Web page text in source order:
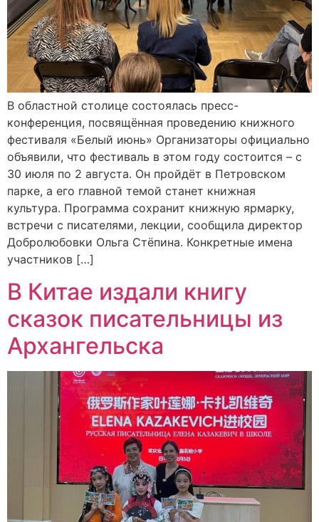
В областной столице состоялась пресс-
конференция, посвящённая проведению книжного
фестиваля «Белый июнь» Организаторы официально
объявили, что фестиваль в этом году состоится – с
30 июля по 2 августа. Он пройдёт в Петровском
парке, а его главной темой станет книжная
культура. Программа сохранит книжную ярмарку,
встречи с писателями, лекции, сообщила директор
Добролюбовки Ольга Стёпина. Конкретные имена
участников […]
В Китае издали книгу
сказок писательницы из
Архангельска